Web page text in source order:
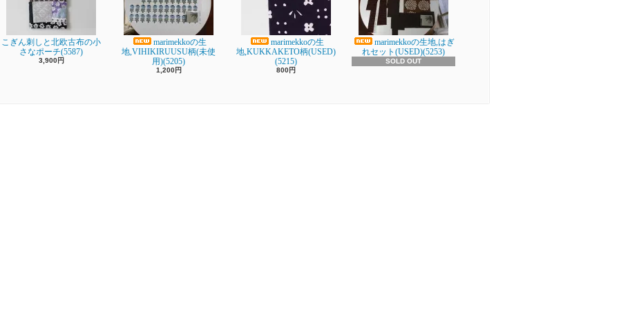
こぎん刺しと北欧古布の小
さなポーチ(5587)
3,900円
marimekkoの生
地,VIHIKIRUUSU柄(未使
用)(5205)
1,200円
marimekkoの生
地,KUKKAKETO柄(USED)
(5215)
800円
marimekkoの生地,はぎ
れセット(USED)(5253)
SOLD OUT